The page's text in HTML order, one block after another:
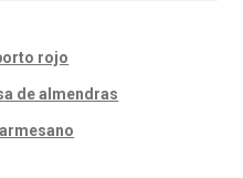
rojo
de almendras